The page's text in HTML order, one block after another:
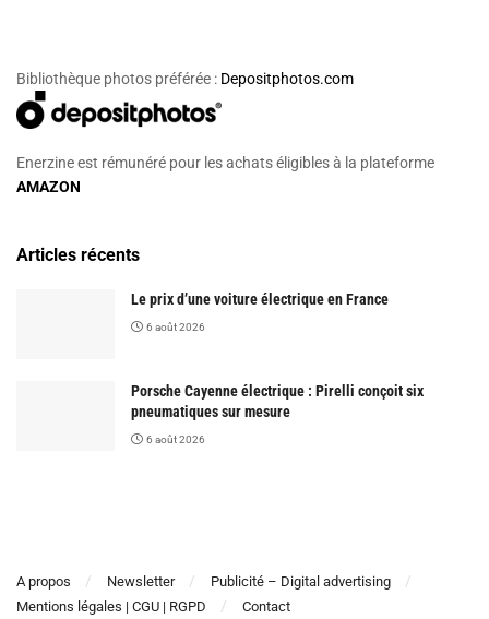
Bibliothèque photos préférée : Depositphotos.com
Enerzine est rémunéré pour les achats éligibles à la plateforme
AMAZON
Articles récents
Le prix d’une voiture électrique en France
6 août 2026
Porsche Cayenne électrique : Pirelli conçoit six
pneumatiques sur mesure
6 août 2026
A propos Newsletter
Publicité – Digital advertising
Mentions légales | CGU | RGPD
Contact